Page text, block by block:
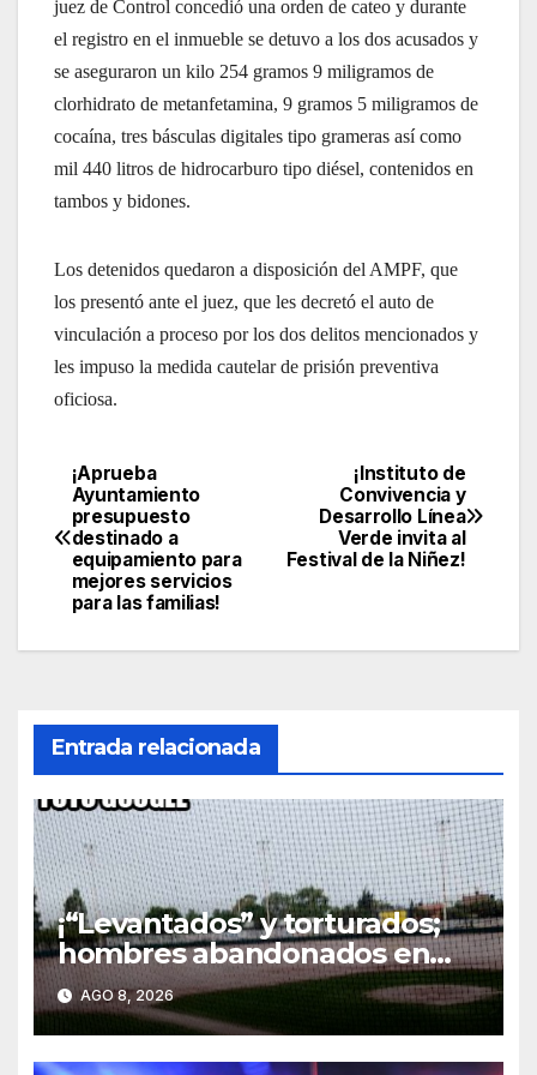
juez de Control concedió una orden de cateo y durante
el registro en el inmueble se detuvo a los dos acusados y
se aseguraron un kilo 254 gramos 9 miligramos de
clorhidrato de metanfetamina, 9 gramos 5 miligramos de
cocaína, tres básculas digitales tipo grameras así como
mil 440 litros de hidrocarburo tipo diésel, contenidos en
tambos y bidones.
Los detenidos quedaron a disposición del AMPF, que
los presentó ante el juez, que les decretó el auto de
vinculación a proceso por los dos delitos mencionados y
les impuso la medida cautelar de prisión preventiva
oficiosa.
Navegación
de
entradas
¡Instituto de
Convivencia y
Desarrollo Línea
Verde invita al
Festival de la Niñez!
¡Aprueba
Ayuntamiento
presupuesto
destinado a
equipamiento para
mejores servicios
para las familias!
Entrada relacionada
¡“Levantados” y torturados;
hombres abandonados en
parque terminan heridos en
hospital de Rincón de Romos!
AGO 8, 2026